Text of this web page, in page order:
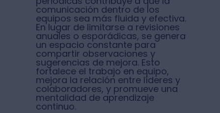
comunicación dentro de los
equipos sea más fluida y efectiva.
En lugar de limitarse a revisiones
anuales o esporádicas, se genera
un espacio constante para
compartir observaciones y
sugerencias de mejora. Esto
fortalece el trabajo en equipo,
mejora la relación entre líderes y
colaboradores, y promueve una
mentalidad de aprendizaje
continuo.